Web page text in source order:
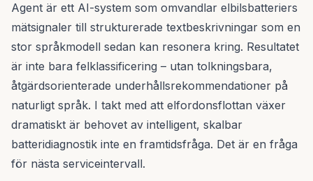
Agent är ett AI-system som omvandlar elbilsbatteriers
mätsignaler till strukturerade textbeskrivningar som en
stor språkmodell sedan kan resonera kring. Resultatet
är inte bara felklassificering – utan tolkningsbara,
åtgärdsorienterade underhållsrekommendationer på
naturligt språk. I takt med att elfordonsflottan växer
dramatiskt är behovet av intelligent, skalbar
batteridiagnostik inte en framtidsfråga. Det är en fråga
för nästa serviceintervall.